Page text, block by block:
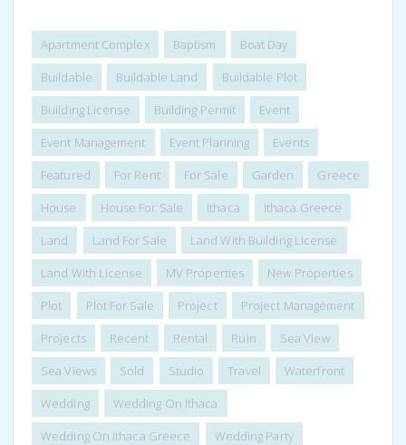
Apartment Complex Baptism
Boat Day
Buildable
Buildable Land
Buildable Plot
Building License
Building Permit
Event
Event Management
Event Planning
Events
Featured
For Rent For Sale Garden
Greece
House
House For Sale Ithaca
Ithaca Greece
Land
Land For Sale
Land With Building License
Land With License
MV Properties
New Properties
Plot
Plot For Sale Project
Project Management
Projects
Recent Rental Ruin
Sea View
Sea Views
Sold Studio Travel
Waterfront
Wedding
Wedding On Ithaca
Wedding On Ithaca Greece
Wedding Party